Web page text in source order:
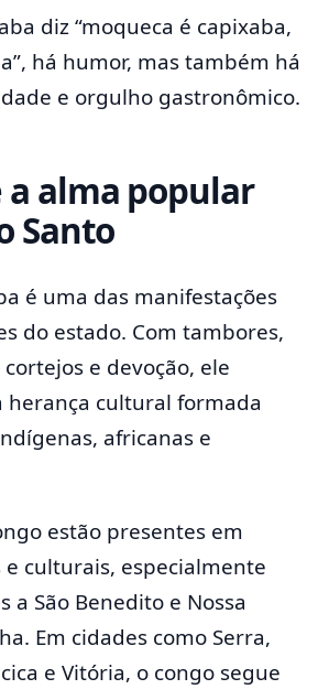
diz “moqueca é capixaba,
há humor, mas também há
e orgulho gastronômico.
a alma popular
Santo
é uma das manifestações
do estado. Com tambores,
cortejos e devoção, ele
herança cultural formada
africanas e
estão presentes em
culturais, especialmente
a São Benedito e Nossa
Em cidades como Serra,
e Vitória, o congo segue